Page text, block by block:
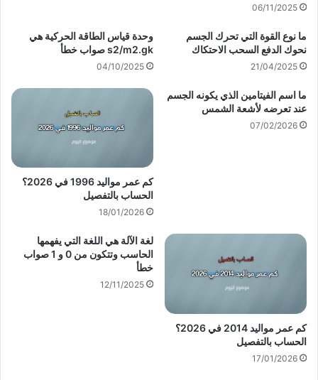
06/11/2025
ما نوع القوة التي تحرك الجسم
نحوك الدفع السحب الاحتكاك
21/04/2025
وحدة قياس الطاقة الحركية هي
s2/m2.gk صواب خطأ
04/10/2025
ما اسم الفيتامين الذي يكونه الجسم
عند تعرضه لأشعة الشمس
07/02/2026
كم عمر مواليد 1996 في 2026؟
الحساب بالتفصيل
18/01/2026
كم عمر مواليد 2014 في 2026؟
الحساب بالتفصيل
17/01/2026
لغة الآلة هي اللغة التي يفهمها
الحاسب وتتكون من 0 و 1 صواب
خطأ
12/11/2025